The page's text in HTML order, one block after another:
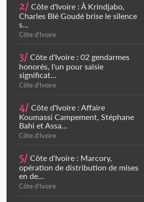
2/ Côte d'Ivoire : À Krindjabo,
Charles Blé Goudé brise le silence
s...
Côte d'Ivoire
3/ Côte d'Ivoire : 02 gendarmes
honorés, l'un pour saisie
significat...
Côte d'Ivoire
4/ Côte d'Ivoire : Affaire
Koumassi Campement, Stéphane
Bahi et Assa...
Côte d'Ivoire
5/ Côte d'Ivoire : Marcory,
opération de distribution de mises
en de...
Côte d'Ivoire